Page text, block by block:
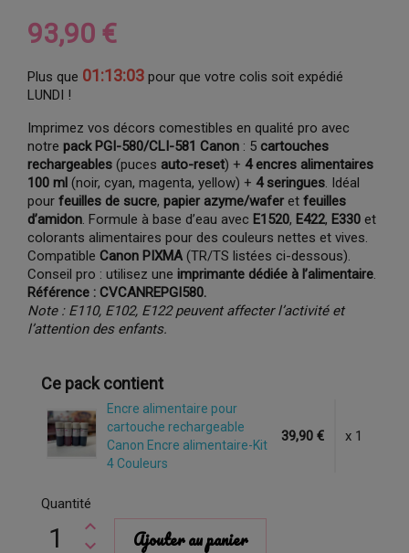
93,90 €
Plus que 01:13:02 pour que votre colis soit expédié
LUNDI !
Imprimez vos décors comestibles en qualité pro avec
notre pack PGI-580/CLI-581 Canon : 5 cartouches
rechargeables (puces auto-reset) + 4 encres alimentaires
100 ml (noir, cyan, magenta, yellow) + 4 seringues. Idéal
pour feuilles de sucre, papier azyme/waferet feuilles
d’amidon. Formule à base d’eau avec E1520, E422, E330 et
colorants alimentaires pour des couleurs nettes et vives.
Compatible Canon PIXMA(TR/TS listées ci-dessous).
Conseil pro : utilisez une imprimante dédiée à l’alimentaire.
Référence : CVCANREPGI580.
Note : E110, E102, E122 peuvent affecter l’activité et
l’attention des enfants.
Ce pack contient
Encre alimentaire pour
cartouche rechargeable
Canon Encre alimentaire-Kit
4 Couleurs
39,90 € x 1
Quantité
Ajouter au panier